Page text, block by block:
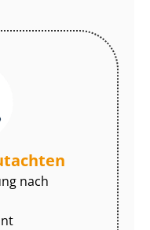
nach